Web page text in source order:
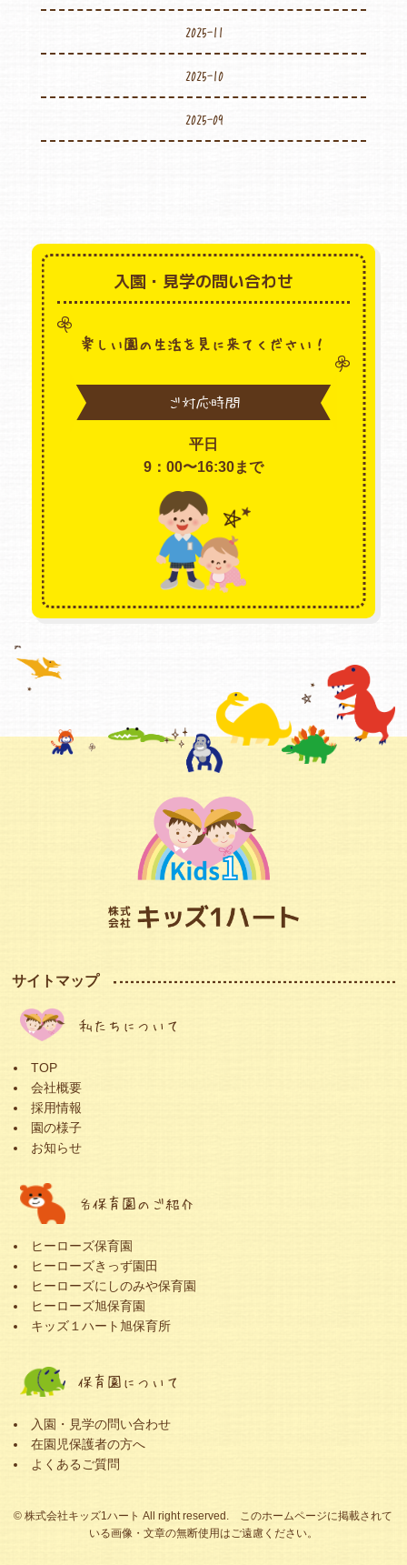
2025-11
2025-10
2025-09
入園・見学の問い合わせ
楽しい園の生活を見に来てください！
ご対応時間
平日
9：00〜16:30まで
サイトマップ
私たちについて
TOP
会社概要
採用情報
園の様子
お知らせ
各保育園のご紹介
ヒーローズ保育園
ヒーローズきっず園田
ヒーローズにしのみや保育園
ヒーローズ旭保育園
キッズ１ハート旭保育所
保育園について
入園・見学の問い合わせ
在園児保護者の方へ
よくあるご質問
© 株式会社キッズ1ハート All right reserved. このホームページに掲載されて
いる画像・文章の無断使用はご遠慮ください。